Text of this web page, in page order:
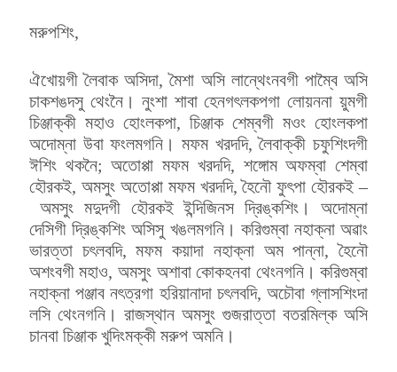
মরুপশিং,
ঐখোয়গী লৈবাক অসিদা, মৈশা অসি লান্থেংনবগী পাম্বৈ অসি
চাকশঙদসু থেংনৈ। নুংশা শাবা হেনগৎলকপগা লোয়ননা য়ুমগী
চিঞ্জাক্কী মহাও হোংলকপা, চিঞ্জাক শেম্বগী মওং হোংলকপা
অদোম্না উবা ফংলমগনি। মফম খরদদি, লৈবাক্কী চফুশিংদগী
ঈশিং থকনৈ; অতোপ্পা মফম খরদদি, শঙ্গোম অফম্বা শেম্বা
হৌরকই, অমসুং অতোপ্পা মফম খরদদি, হৈনৌ ফুৎপা হৌরকই –
অমসুং মদুদগী হৌরকই ইন্দিজিনস দ্রিঙ্কশিং। অদোম্না
দেসিগী দ্রিঙ্কশিং অসিসু খঙলমগনি। করিগুম্বা নহাক্না অৱাং
ভারত্তা চৎলবদি, মফম কয়াদা নহাক্না অম পান্না, হৈনৌ
অশংবগী মহাও, অমসুং অশাবা কোকহনবা থেংনগনি। করিগুম্বা
নহাক্না পঞ্জাব নৎত্রগা হরিয়ানাদা চৎলবদি, অচৌবা গ্লাসশিংদা
লসি থেংনগনি। রাজস্থান অমসুং গুজরাত্তা বতরমিল্ক অসি
চানবা চিঞ্জাক খুদিংমক্কী মরুপ অমনি।